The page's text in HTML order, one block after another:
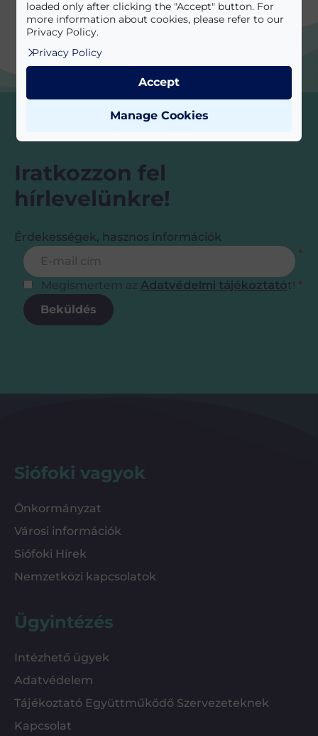
Iratkozzon fel
hírlevelünkre!
Érdekességek, hasznos információk
Feliratkozás
E-mail cím *
*
Megismertem az Adatvédelmi tájékoztatót!
Beküldés
Siófoki vagyok
Önkormányzat
Városi információk
Siófoki Hírek
Nemzetközi kapcsolatok
Ügyintézés
Intézhető ügyek
Adatvédelem
Tájékoztató Együttműködő Szervezeteknek
Kapcsolat
loaded only after clicking the "Accept" button. For
more information about cookies, please refer to our
Privacy Policy.
Privacy Policy
Manage Cookies
Accept